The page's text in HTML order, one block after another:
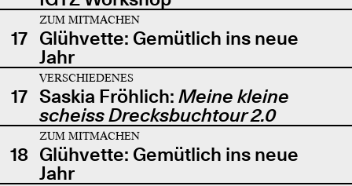
17
ZUM MITMACHEN
Glühvette: Gemütlich ins neue
Jahr
17
VERSCHIEDENES
Saskia Fröhlich: Meine kleine
scheiss Drecksbuchtour 2.0
18
ZUM MITMACHEN
Glühvette: Gemütlich ins neue
Jahr